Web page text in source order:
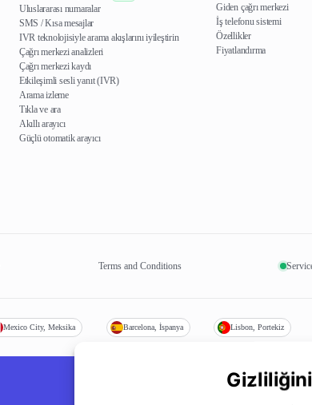
Uluslararası numaralar
SMS / Kısa mesajlar
IVR teknolojisiyle arama akışlarını iyileştirin
Çağrı merkezi analizleri
Çağrı merkezi kaydı
Etkileşimli sesli yanıt (IVR)
Arama izleme
Tıkla ve ara
Akıllı arayıcı
Güçlü otomatik arayıcı
Giden çağrı merkezi
İş telefonu sistemi
Özellikler
Fiyatlandırma
Terms and Conditions
Mexico City, Meksika Barcelona, İspanya Lisbon, Portekiz